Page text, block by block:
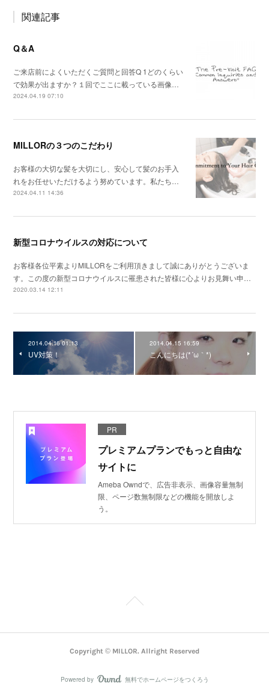
関連記事
Q＆A
ご来店前によくいただくご質問と回答Q 1どのくらい
で効果が出ますか？１回でここに載っている画像…
2024.04.19 07:10
MILLORの３つのこだわり
お客様の大切な髪を大切にし、安心して髪のお手入
れをお任せいただけるよう努めています。私たち…
2024.04.11 14:36
新型コロナウイルスの対応について
お客様各位平素よりMILLORをご利用頂きまして誠にありがとうございま
す。この度の新型コロナウイルスに罹患された皆様に心よりお見舞い申…
2020.03.14 12:11
2014.04.16 01:13
UV対策！
2014.04.15 16:59
こんにちは(*´ω｀*)
PR
プレミアムプランでもっと自由な
サイトに
Ameba Owndで、広告非表示、画像容量無制
限、ページ数無制限などの機能を開放しよ
う。
Copyright © MILLOR. Allright Reserved
Powered by AmebaOwnd
無料でホームページをつくろう